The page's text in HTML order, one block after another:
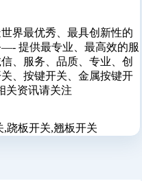
界最优秀、最具创新性的
提供最专业、最高效的服
、服务、品质、专业、创
、按键开关、金属按键开
关资讯请关注
跷板开关,翘板开关